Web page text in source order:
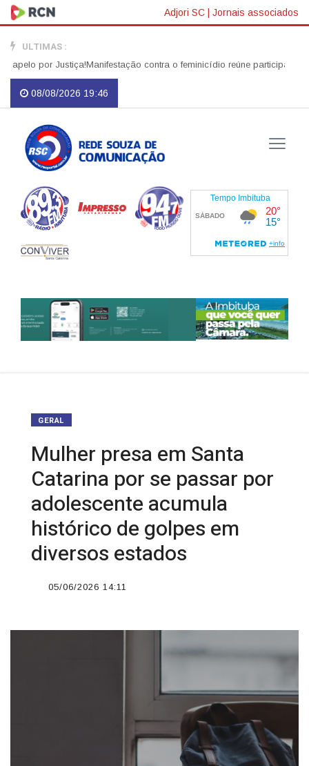
Adjori SC | Jornais associados
ULTIMAS :
por Justiça!Manifestação contra o feminicídio reúne participantes no
08/08/2026 19:46
GERAL
Mulher presa em Santa
Catarina por se passar por
adolescente acumula
histórico de golpes em
diversos estados
05/06/2026 14:11